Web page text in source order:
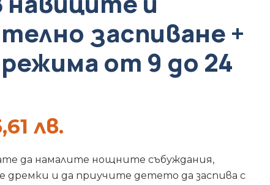
заспиване +
от 9 до 24
лв.
да намалите нощните събуждания,
и да приучите детето да заспива с